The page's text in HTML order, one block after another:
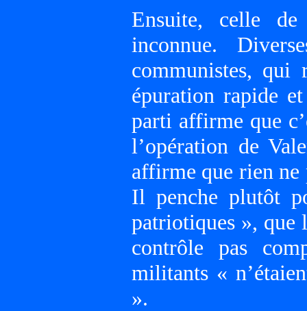
Ensuite, celle de
inconnue.
communistes,
épuration rapide
parti affirme que
l’opération de
affirme que rien ne
Il penche plutôt
patriotiques », que
contrôle pas
militants «
».